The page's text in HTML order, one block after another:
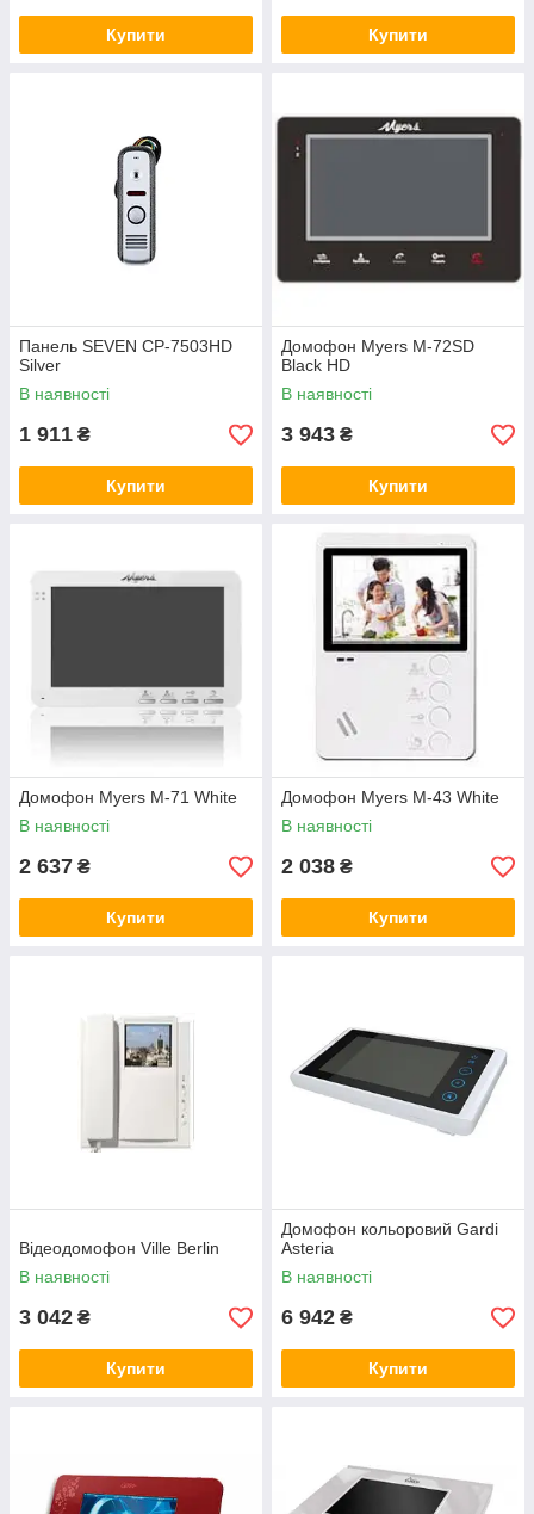
Купити Купити
Панель SEVEN CP-7503HD
Silver
В наявності
1 911 ₴
Купити
Домофон Myers M-72SD
Black HD
В наявності
3 943 ₴
Купити
Домофон Myers M-71 White
В наявності
2 637 ₴
Купити
Домофон Myers M-43 White
В наявності
2 038 ₴
Купити
Відеодомофон Ville Berlin
В наявності
3 042 ₴
Купити
Домофон кольоровий Gardi
Asteria
В наявності
6 942 ₴
Купити